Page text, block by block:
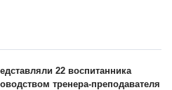
22 воспитанника
тренера-преподавателя